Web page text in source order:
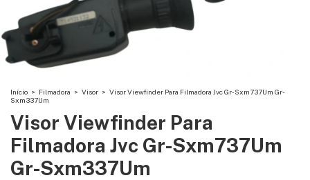
Início > Filmadora > Visor > Visor Viewfinder Para Filmadora Jvc Gr-Sxm737Um Gr-
Sxm337Um
Visor Viewfinder Para
Filmadora Jvc Gr-Sxm737Um
Gr-Sxm337Um